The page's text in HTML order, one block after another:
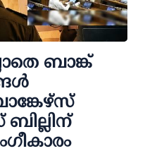
ബാങ്ക്